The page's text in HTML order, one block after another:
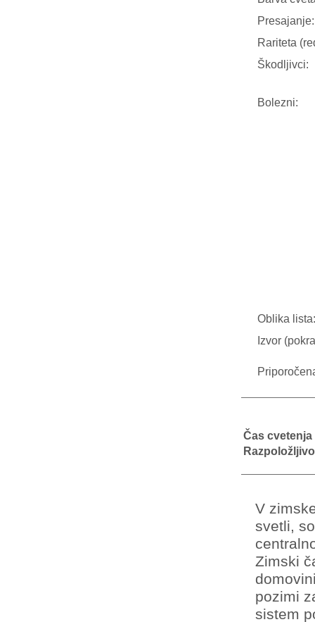
Presajanje:
Rariteta
Škodljivci:
Bolezni:
Oblika lista:
Izvor
Čas cvetenja
V
svetli,
Zimski
pozimi
sistem